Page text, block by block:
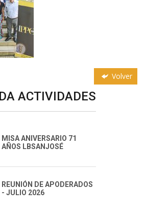
Volver
ACTIVIDADES
MISA ANIVERSARIO 71
AÑOS LBSANJOSÉ
REUNIÓN DE APODERADOS
- JULIO 2026